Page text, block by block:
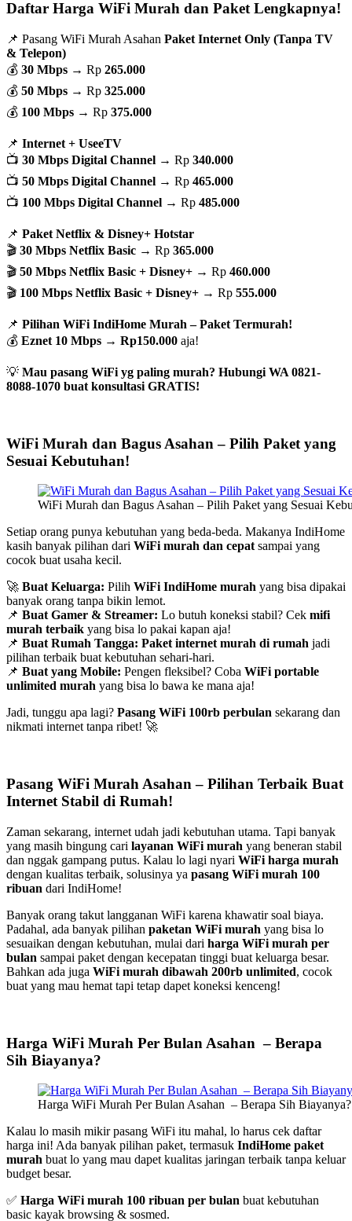
Daftar Harga WiFi Murah dan Paket Lengkapnya!
📌 Pasang WiFi Murah Asahan Paket Internet Only (Tanpa TV
& Telepon)
💰 30 Mbps → Rp 265.000
💰 50 Mbps → Rp 325.000
💰 100 Mbps → Rp 375.000
📌 Internet + UseeTV
📺 30 Mbps Digital Channel → Rp 340.000
📺 50 Mbps Digital Channel → Rp 465.000
📺 100 Mbps Digital Channel → Rp 485.000
📌 Paket Netflix & Disney+ Hotstar
🎬 30 Mbps Netflix Basic → Rp 365.000
🎬 50 Mbps Netflix Basic + Disney+ → Rp 460.000
🎬 100 Mbps Netflix Basic + Disney+ → Rp 555.000
📌 Pilihan WiFi IndiHome Murah – Paket Termurah!
💰 Eznet 10 Mbps → Rp150.000 aja!
💡 Mau pasang WiFi yg paling murah? Hubungi WA 0821-
8088-1070 buat konsultasi GRATIS!
WiFi Murah dan Bagus Asahan – Pilih Paket yang
Sesuai Kebutuhan!
WiFi Murah dan Bagus Asahan – Pilih Paket yang Sesuai
Setiap orang punya kebutuhan yang beda-beda. Makanya IndiHome
kasih banyak pilihan dari WiFi murah dan cepatsampai yang
cocok buat usaha kecil.
🚀 Buat Keluarga: Pilih WiFi IndiHome murah yang bisa dipakai
banyak orang tanpa bikin lemot.
📌 Buat Gamer & Streamer: Lo butuh koneksi stabil? Cek mifi
murah terbaik yang bisa lo pakai kapan aja!
📌 Buat Rumah Tangga: Paket internet murah di rumah jadi
pilihan terbaik buat kebutuhan sehari-hari.
📌 Buat yang Mobile: Pengen fleksibel? Coba WiFi portable
unlimited murah yang bisa lo bawa ke mana aja!
Jadi, tunggu apa lagi? Pasang WiFi 100rb perbulan sekarang dan
nikmati internet tanpa ribet! 🚀
Pasang WiFi Murah Asahan – Pilihan Terbaik Buat
Internet Stabil di Rumah!
Zaman sekarang, internet udah jadi kebutuhan utama. Tapi banyak
yang masih bingung cari layanan WiFi murah yang beneran stabil
dan nggak gampang putus. Kalau lo lagi nyari WiFi harga murah
dengan kualitas terbaik, solusinya ya pasang WiFi murah 100
ribuan dari IndiHome!
Banyak orang takut langganan WiFi karena khawatir soal biaya.
Padahal, ada banyak pilihan paketan WiFi murah yang bisa lo
sesuaikan dengan kebutuhan, mulai dari harga WiFi murah per
bulan sampai paket dengan kecepatan tinggi buat keluarga besar.
Bahkan ada juga WiFi murah dibawah 200rb unlimited, cocok
buat yang mau hemat tapi tetap dapet koneksi kenceng!
Harga WiFi Murah Per Bulan Asahan – Berapa
Sih Biayanya?
Harga WiFi Murah Per Bulan Asahan – Berapa Sih
Kalau lo masih mikir pasang WiFi itu mahal, lo harus cek daftar
harga ini! Ada banyak pilihan paket, termasuk IndiHome paket
murah buat lo yang mau dapet kualitas jaringan terbaik tanpa keluar
budget besar.
✅ Harga WiFi murah 100 ribuan per bulan buat kebutuhan
basic kayak browsing & sosmed.